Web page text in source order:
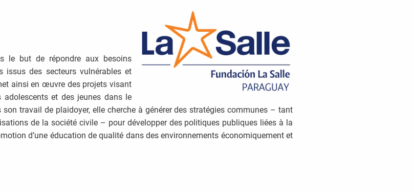
le but de répondre aux besoins
issus des secteurs vulnérables et
ainsi en œuvre des projets visant
adolescents et des jeunes dans le
travail de plaidoyer, elle cherche à générer des stratégies communes – tant
de la société civile – pour développer des politiques publiques liées à la
d’une éducation de qualité dans des environnements économiquement et